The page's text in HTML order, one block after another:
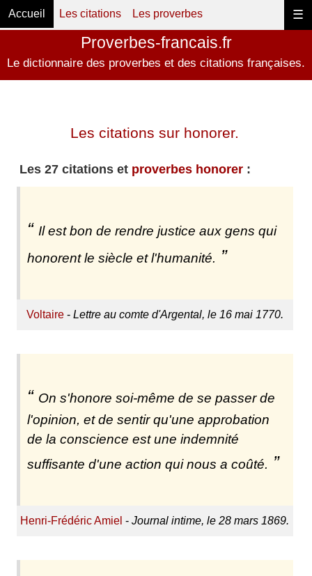
☰
Accueil Les citations Les proverbes
Proverbes-francais.fr
Le dictionnaire des proverbes et des citations françaises.
Les citations sur honorer.
Les 27 citations et proverbes honorer:
Il est bon de rendre justice aux gens qui
honorent le siècle et l'humanité.
Voltaire- Lettre au comte d'Argental, le 16 mai 1770.
On s'honore soi-même de se passer de
l'opinion, et de sentir qu'une approbation
de la conscience est une indemnité
suffisante d'une action qui nous a coûté.
Henri-Frédéric Amiel -Journal intime, le 28 mars 1869.